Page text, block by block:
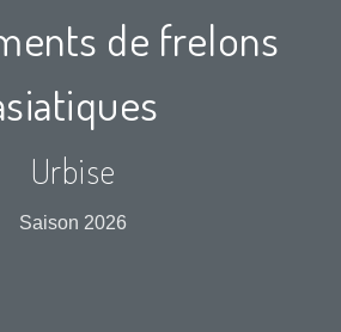
de frelons
Urbise
Saison 2026